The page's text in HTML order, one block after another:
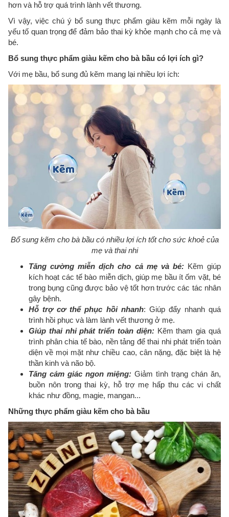
hơn và hỗ trợ quá trình lành vết thương.
Vì vậy, việc chú ý bổ sung thực phẩm giàu kẽm mỗi ngày là
yếu tố quan trọng để đảm bảo thai kỳ khỏe mạnh cho cả mẹ và
bé.
Bổ sung thực phẩm giàu kẽm cho bà bầu có lợi ích gì?
Với mẹ bầu, bổ sung đủ kẽm mang lại nhiều lợi ích:
Bổ sung kẽm cho bà bầu có nhiều lợi ích tốt cho sức khoẻ của
mẹ và thai nhi
Tăng cường miễn dịch cho cả mẹ và bé:Kẽm giúp
kích hoạt các tế bào miễn dịch, giúp mẹ bầu ít ốm vặt, bé
trong bụng cũng được bảo vệ tốt hơn trước các tác nhân
gây bệnh.
Hỗ trợ cơ thể phục hồi nhanh: Giúp đẩy nhanh quá
trình hồi phục và làm lành vết thương ở mẹ.
Giúp thai nhi phát triển toàn diện:Kẽm tham gia quá
trình phân chia tế bào, nền tảng để thai nhi phát triển toàn
diện về mọi mặt như chiều cao, cân nặng, đặc biệt là hệ
thần kinh và não bộ.
Tăng cảm giác ngon miệng: Giảm tình trạng chán ăn,
buồn nôn trong thai kỳ, hỗ trợ mẹ hấp thu các vi chất
khác như đồng, magie, mangan...
Những thực phẩm giàu kẽm cho bà bầu